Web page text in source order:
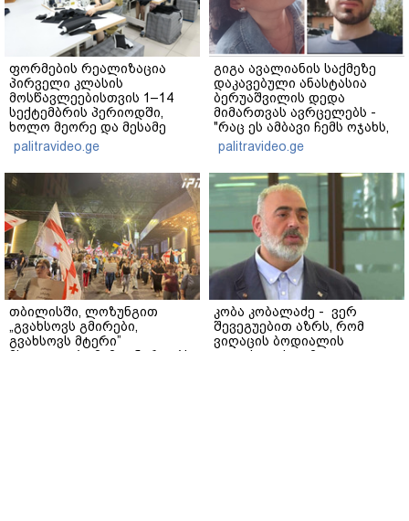
ფორმების რეალიზაცია
პირველი კლასის
მოსწავლეებისთვის 1–14
სექტემბრის პერიოდში,
ხოლო მეორე და მესამე
ეტაპებზე...
palitravideo.ge
გიგა ავალიანის საქმეზე
დაკავებული ანასტასია
ბერუაშვილის დედა
მიმართვას ავრცელებს -
"რაც ეს ამბავი ჩემს ოჯახს,
ჩემს ანასტასიას გადახდა
თავს, მის მერე მე მე არ
ვარ"
palitravideo.ge
თბილისში, ლოზუნგით
„გვახსოვს გმირები,
გვახსოვს მტერი”
მსვლელობა მიმდინარეობს
კობა კობალაძე - ვერ
შევეგუებით აზრს, რომ
ვიღაცის ბოდიალის
გულისთვის გამოვიდეთ